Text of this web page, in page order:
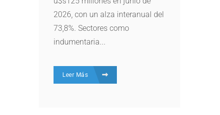
2026, con un alza interanual del
73,8%. Sectores como
indumentaria...
Leer Más